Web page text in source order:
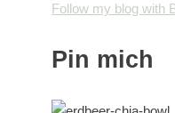
Follow my blog with
Pin mich